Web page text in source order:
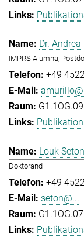
Dr.
IMPRS Alumna,
+49
G1.1OG.09
Louk Seton
Doktorand
+49
seton@...
G1.1OG.07